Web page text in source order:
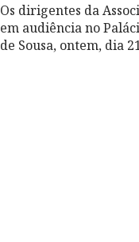
Os dirigentes da
em audiência no
de Sousa, ontem, dia